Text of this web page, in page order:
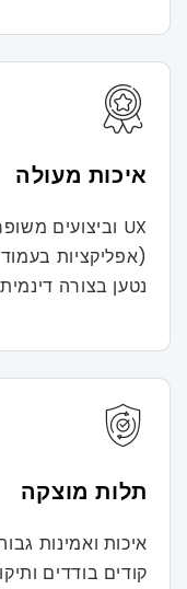
איכות מעולה
(אפליקציות
נטען בצורה
תלות מוצקה
איכות ואמינות
קודים בודדים